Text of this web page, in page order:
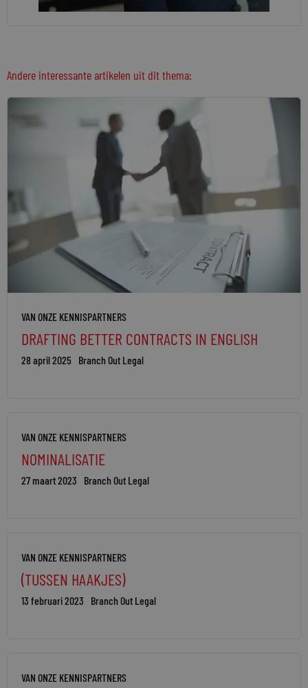
Andere interessante artikelen uit dit thema:
VAN ONZE KENNISPARTNERS
DRAFTING BETTER CONTRACTS IN ENGLISH
28 april 2025 Branch Out Legal
VAN ONZE KENNISPARTNERS
NOMINALISATIE
27 maart 2023 Branch Out Legal
VAN ONZE KENNISPARTNERS
(TUSSEN HAAKJES)
13 februari 2023 Branch Out Legal
VAN ONZE KENNISPARTNERS